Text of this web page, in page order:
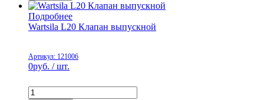
Подробнее
Wartsila L20 Клапан выпускной
Артикул: 121006
0руб. / шт.